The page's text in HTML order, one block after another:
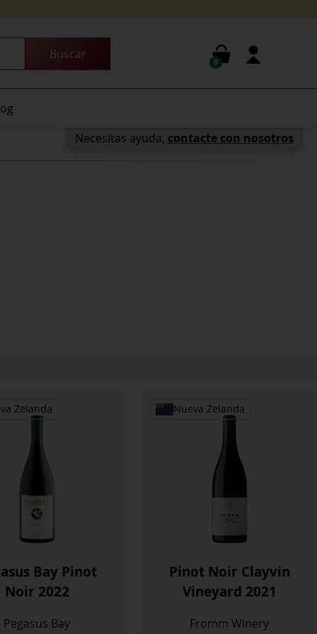
0
Zelanda
Bay Pinot
Noir 2022
Pegasus Bay
Nueva Zelanda
Pinot Noir Clayvin
Vineyard 2021
Fromm Winery
Necesitas ayuda, contacte con nosotros